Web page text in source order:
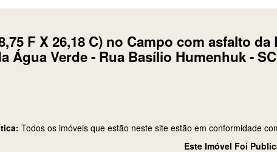
Água Verde - Rua Basílio Humenhuk - SC